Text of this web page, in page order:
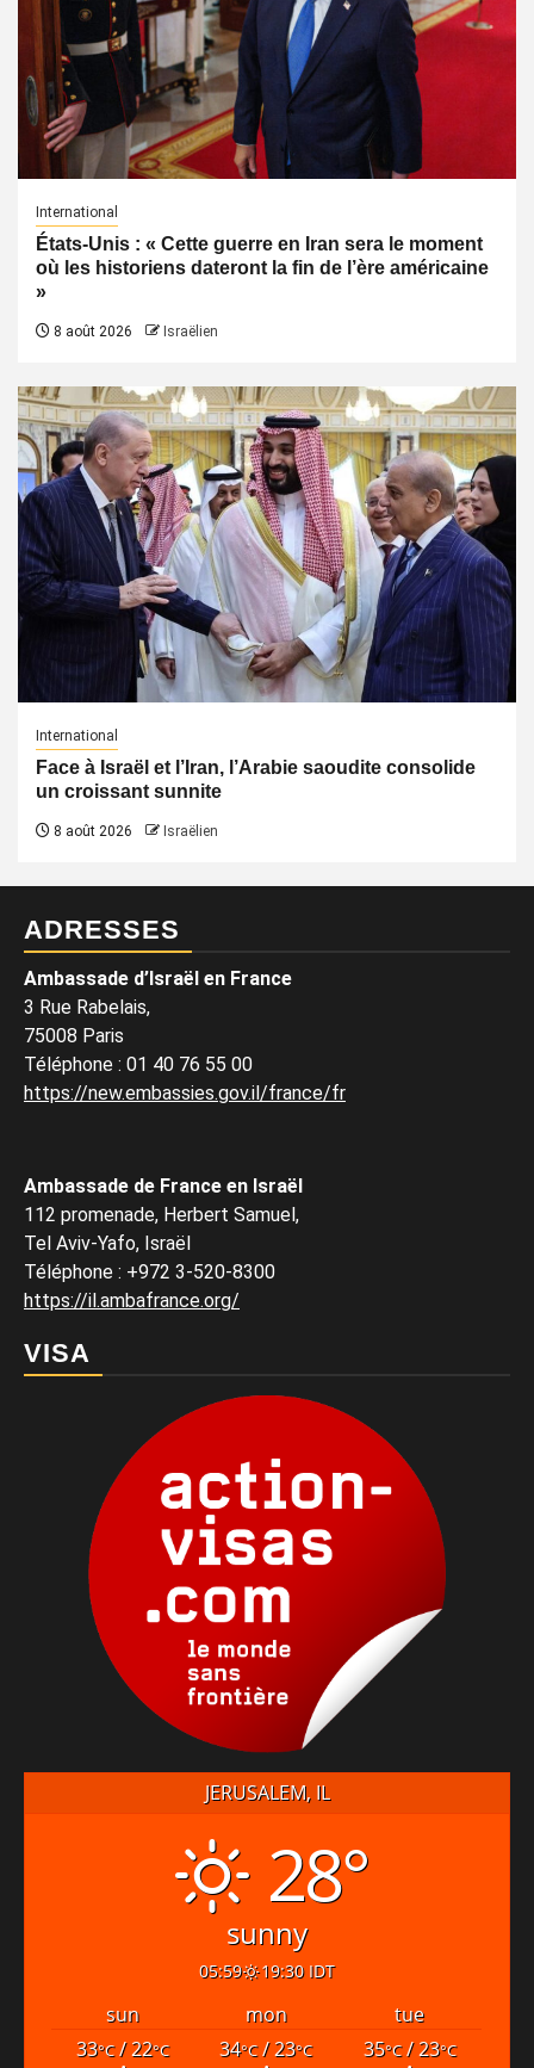
International
États-Unis : « Cette guerre en Iran sera le moment
où les historiens dateront la fin de l’ère américaine
»
8 août 2026 Israëlien
International
Face à Israël et l’Iran, l’Arabie saoudite consolide
un croissant sunnite
8 août 2026 Israëlien
ADRESSES
Ambassade d’Israël en France
3 Rue Rabelais,
75008 Paris
Téléphone : 01 40 76 55 00
https://new.embassies.gov.il/france/fr
Ambassade de France en Israël
112 promenade, Herbert Samuel,
Tel Aviv-Yafo, Israël
Téléphone : +972 3-520-8300
https://il.ambafrance.org/
VISA
JERUSALEM, IL
28°
sunny
05:59 19:30 IDT
sun mon
tue
33°C/ 22°C 34°C/ 23°C 35°C/ 23°C